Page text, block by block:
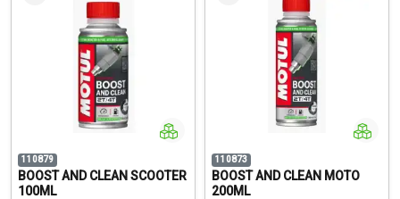
110879
BOOST AND CLEAN SCOOTER
100ML
110873
BOOST AND CLEAN MOTO
200ML